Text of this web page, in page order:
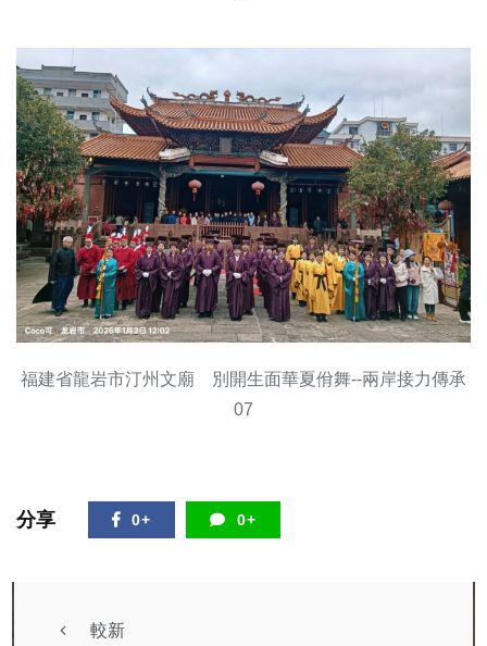
福建省龍岩市汀州文廟 別開生面華夏佾舞--兩岸接力傳承
07
分享 0+ 0+
較新